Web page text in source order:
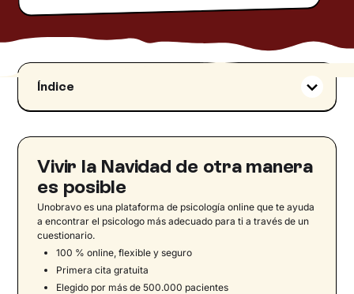
Índice
Familias en constante evolución
Padres separados: un equilibrio delicado y
Familias extensas: un mosaico de relaciones
Familias monoparentales: la fuerza del vínculo
único
Familiares a distancia: conexiones que acercan
Parejas que lo dejan en Navidad: recuperar el
equilibrio
Vivir la Navidad de otra manera
es posible
Unobravo es una plataforma de psicología online que te ayuda
a encontrar el psicologo más adecuado para ti a través de un
cuestionario.
100 % online, flexible y seguro
Primera cita gratuita
Elegido por más de 500.000 pacientes